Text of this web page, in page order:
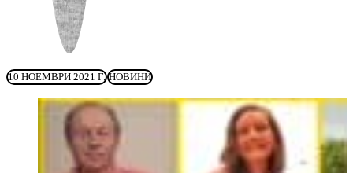
10 НОЕМВРИ 2021 Г. НОВИНИ